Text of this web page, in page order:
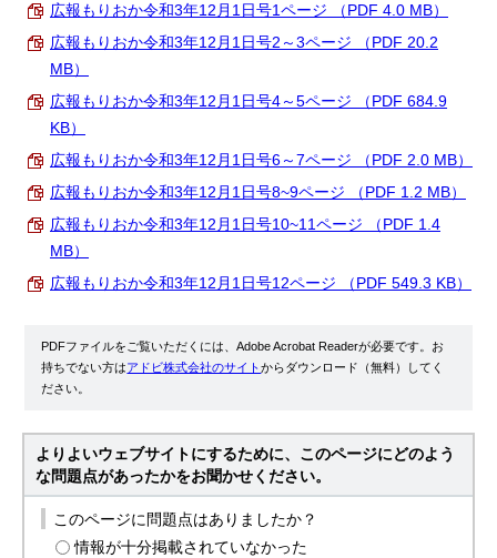
広報もりおか令和3年12月1日号1ページ （PDF 4.0 MB）
広報もりおか令和3年12月1日号2～3ページ （PDF 20.2
MB）
広報もりおか令和3年12月1日号4～5ページ （PDF 684.9
KB）
広報もりおか令和3年12月1日号6～7ページ （PDF 2.0 MB）
広報もりおか令和3年12月1日号8~9ページ （PDF 1.2 MB）
広報もりおか令和3年12月1日号10~11ページ （PDF 1.4
MB）
広報もりおか令和3年12月1日号12ページ （PDF 549.3 KB）
PDFファイルをご覧いただくには、Adobe Acrobat Readerが必要です。お
持ちでない方はアドビ株式会社のサイトからダウンロード（無料）してく
ださい。
よりよいウェブサイトにするために、このページにどのよう
な問題点があったかをお聞かせください。
このページに問題点はありましたか？
情報が十分掲載されていなかった